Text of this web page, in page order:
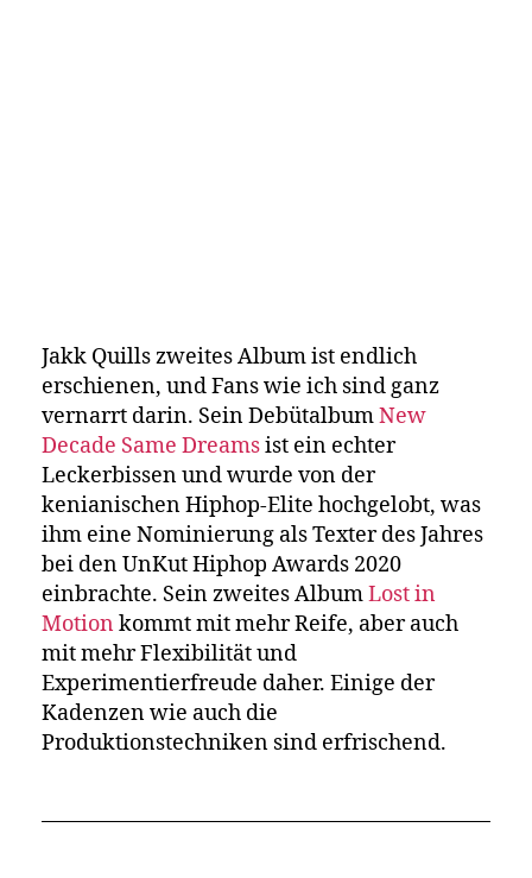
Jakk Quill nutzt
Ironie als Waffe
von Mesh Mwandishi
Jakk Quills zweites Album ist endlich
erschienen, und Fans wie ich sind ganz
vernarrt darin. Sein DebütalbumNew
Decade Same Dreamsist ein echter
Leckerbissen und wurde von der
kenianischen Hiphop-Elite hochgelobt, was
ihm eine Nominierung als Texter des Jahres
bei den UnKut Hiphop Awards 2020
einbrachte. Sein zweites AlbumLost in
Motion kommt mit mehr Reife, aber auch
mit mehr Flexibilität und
Experimentierfreude daher. Einige der
Kadenzen wie auch die
Produktionstechniken sind erfrischend.